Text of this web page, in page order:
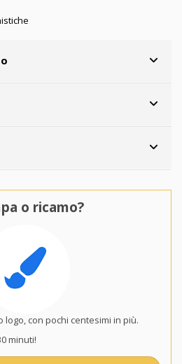
o ricamo?
logo, con pochi centesimi in più.
minuti!